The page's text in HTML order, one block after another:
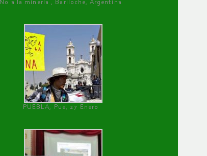
No a la minería , Bariloche, Argentina
PUEBLA, Pue, 27 Enero